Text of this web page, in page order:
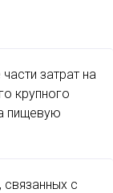
затрат на
крупного
пищевую
связанных с